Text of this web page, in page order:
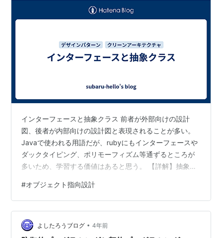
インターフェースと抽象クラス 前者が外部向けの設計
図、後者が内部向けの設計図と表現されることが多い。
Javaで使われる用語だが、rubyにもインターフェースや
ダックタイピング、ポリモーフィズム等通ずるところが
多いため、学習する価値はあると思う。 【詳解】抽象ク
ーフェース CAN DOの関係あるといえる。 テレビcan 音
量調節、テレビcan 電源消し付け 継承先に対して、定義
したものの実装を強制することができる 「Inputする値と
Outputされる値が同じ」という規約がインターフェー
#オブジェクト指向設計
よしたろうブログ • 4年前